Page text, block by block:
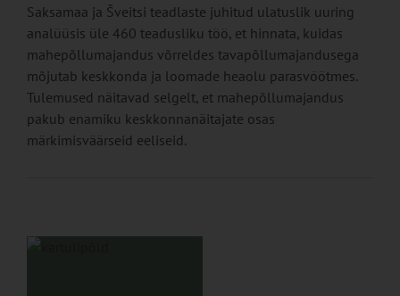
Saksamaa ja Šveitsi teadlaste juhitud ulatuslik uuring
analüüsis üle 460 teadusliku töö, et hinnata, kuidas
mahepõllumajandus võrreldes tavapõllumajandusega
mõjutab keskkonda ja loomade heaolu parasvöötmes.
Tulemused näitavad selgelt, et mahepõllumajandus
pakub enamiku keskkonnanäitajate osas
märkimisväärseid eeliseid.